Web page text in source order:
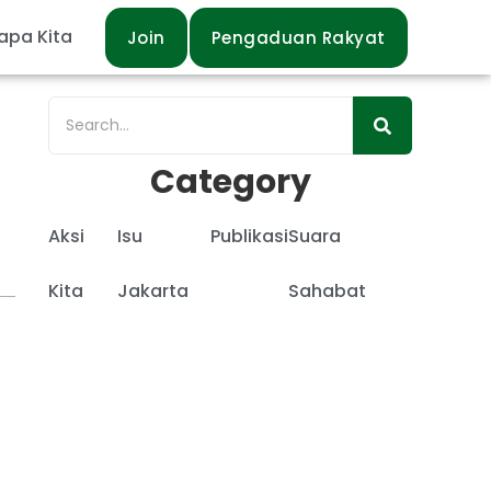
Kita Join Pengaduan Rakyat
Category
Aksi
Kita
Isu
Jakarta
PublikasiSuara
Sahabat